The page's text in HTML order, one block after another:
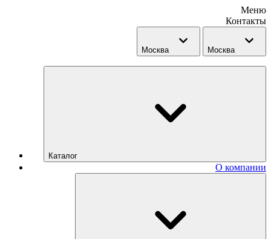
Меню
Контакты
Москва Москва
Каталог
О компании